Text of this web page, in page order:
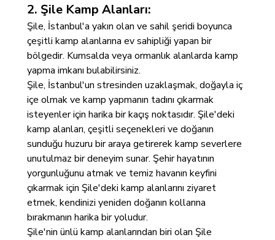
2. Şile Kamp Alanları:
Şile, İstanbul'a yakın olan ve sahil şeridi boyunca
çeşitli kamp alanlarına ev sahipliği yapan bir
bölgedir. Kumsalda veya ormanlık alanlarda kamp
yapma imkanı bulabilirsiniz.
Şile, İstanbul'un stresinden uzaklaşmak, doğayla iç
içe olmak ve kamp yapmanın tadını çıkarmak
isteyenler için harika bir kaçış noktasıdır. Şile'deki
kamp alanları, çeşitli seçenekleri ve doğanın
sunduğu huzuru bir araya getirerek kamp severlere
unutulmaz bir deneyim sunar. Şehir hayatının
yorgunluğunu atmak ve temiz havanın keyfini
çıkarmak için Şile'deki kamp alanlarını ziyaret
etmek, kendinizi yeniden doğanın kollarına
bırakmanın harika bir yoludur.
Şile'nin ünlü kamp alanlarından biri olan Şile